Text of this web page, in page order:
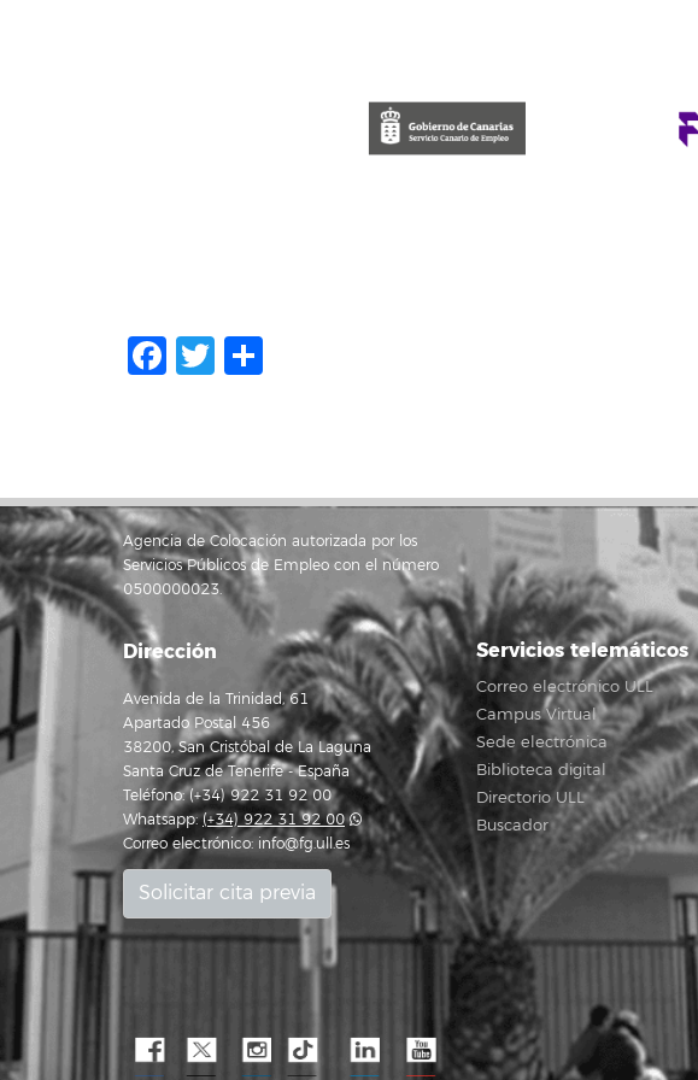
Facebook
Twitter
Agencia de Colocación autorizada por los
Servicios Públicos de Empleo con el número
0500000023.
Dirección
Avenida de la Trinidad, 61
Apartado Postal 456
38200, San Cristóbal de La Laguna
Santa Cruz de Tenerife - España
Teléfono: (+34) 922 31 92 00
Whatsapp:(+34) 922 31 92 00
Correo electrónico: info@fg.ull.es
Solicitar cita previa
Servicios telemáticos
Correo electrónico ULL
Campus Virtual
Sede electrónica
Biblioteca digital
Directorio ULL
Buscador